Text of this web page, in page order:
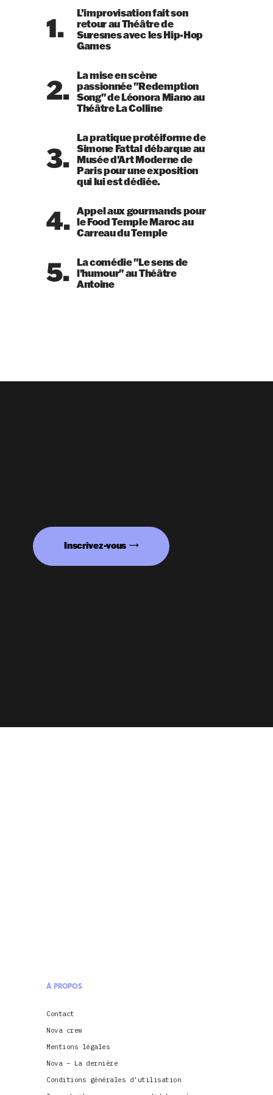
1.
L’improvisation fait son
retour au Théâtre de
Suresnes avec les Hip-Hop
Games
2. La mise en scène
passionnée "Redemption
Song" de Léonora Miano au
Théâtre La Colline
3.
La pratique protéiforme de
Simone Fattal débarque au
Musée d'Art Moderne de
Paris pour une exposition
qui lui est dédiée.
4. Appel aux gourmands pour
le Food Temple Maroc au
Carreau du Temple
5. La comédie "Le sens de
l'humour" au Théâtre
Antoine
Inscrivez-vous
À PROPOS
Contact
Nova crew
Mentions légales
Nova – La dernière
Conditions générales d’utilisation